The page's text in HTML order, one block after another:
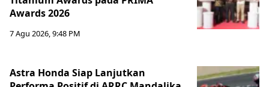
Awards 2026
7 Agu 2026, 9:48 PM
Astra Honda Siap Lanjutkan